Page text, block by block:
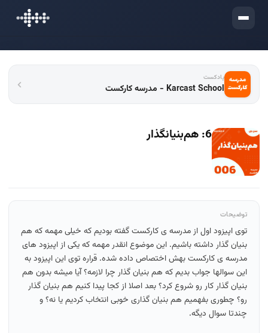
ورود
پادکست
Karcast School - مدرسه کارکست
6: هم‌بنیانگذار
توضیحات
توی اپیزود اول از مدرسه ی کارکست گفته بودیم که خیلی مهمه که هم
بنیان گذار داشته باشیم. این موضوع انقدر مهمه که یکی از اپیزود های
مدرسه ی کارکست بهش اختصاص داده شده. قراره توی این اپیزود به
این سوالها جواب بدیم که هم بنیان گذار چرا لازمه؟ آیا میشه بدون هم
بنیان گذار کار رو شروع کرد؟ بعد اصلا از کجا پیدا کنیم هم بنیان گذار
رو؟ چطوری بفهمیم هم بنیان گذاری خوبی انتخاب کردیم یا نه؟ و
چندتا سوال دیگه.